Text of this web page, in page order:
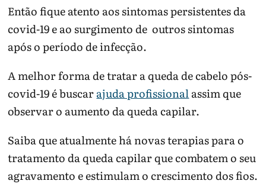
Então fique atento aos sintomas persistentes da
covid-19 e ao surgimento de outros sintomas
após o período de infecção.
A melhor forma de tratar a queda de cabelo pós-
covid-19 é buscarajuda profissionalassim que
observar o aumento da queda capilar.
Saiba que atualmente há novas terapias para o
tratamento da queda capilar que combatem o seu
agravamento e estimulam o crescimento dos fios.